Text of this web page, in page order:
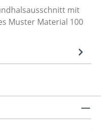
mit
Muster Material 100